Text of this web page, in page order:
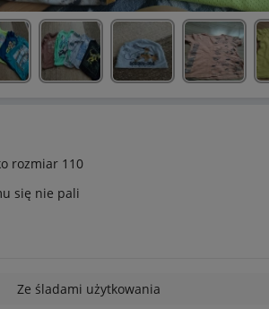
rozmiar 110
się nie pali
Ze śladami użytkowania